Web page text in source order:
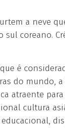
a neve
sul coreano.
é
do mundo,
atraente para
cultura